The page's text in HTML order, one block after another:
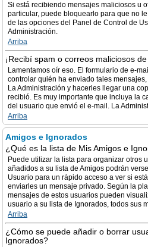
Si está recibiendo mensajes maliciosos u
particular, puede bloquearlo para que no
de las opciones del Panel de Control de
Administración.
Arriba
¡Recibí spam o correos maliciosos
Lamentamos oír eso. El formulario de e-
controlar quién ha enviado tales
La Administración y hacerles llegar una
recibió. Es muy importante que incluya la
del usuario que envió el e-mail. La
Arriba
Amigos e Ignorados
¿Qué es la lista de Mis Amigos e
Puede utilizar la lista para organizar otros
añadidos a su lista de Amigos podrán
Usuario para un rápido acceso a ver si
enviarles un mensaje privado. Según la
mensajes de estos usuarios pueden
usuario a su lista de Ignorados, todos sus
Arriba
¿Cómo se puede añadir o borrar
Ignorados?